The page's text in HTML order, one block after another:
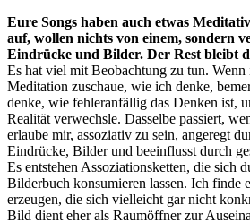
Eure Songs haben auch etwas
auf, wollen nichts von einem, sondern
Eindrücke und Bilder. Der Rest bleibt
Es hat viel mit Beobachtung zu tun.
Meditation zuschaue, wie ich denke,
denke, wie fehleranfällig das Denken ist,
Realität verwechsle. Dasselbe passiert,
erlaube mir, assoziativ zu sein, angeregt
Eindrücke, Bilder und beeinflusst durch
Es entstehen Assoziationsketten, die sich
Bilderbuch konsumieren lassen. Ich finde
erzeugen, die sich vielleicht gar nicht
Bild dient eher als Raumöffner zur